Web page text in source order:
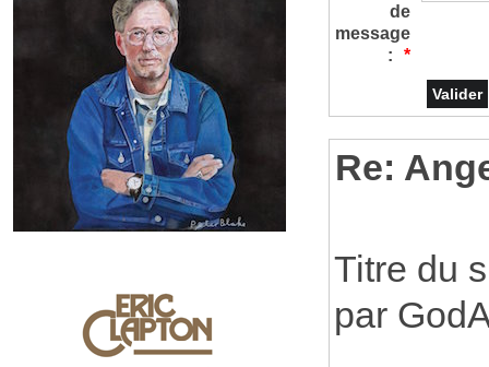
de
message
:
*
Re:
Titre du
par